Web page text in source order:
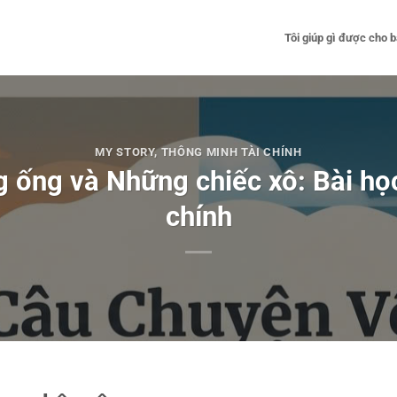
Tôi giúp gì được cho
MY STORY,THÔNG MINH TÀI CHÍNH
ống và Những chiếc xô: Bài
chính